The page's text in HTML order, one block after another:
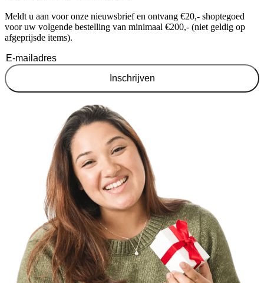
Meldt u aan voor onze nieuwsbrief en ontvang €20,- shoptegoed
voor uw volgende bestelling van minimaal €200,- (niet geldig op
afgeprijsde items).
Inschrijven